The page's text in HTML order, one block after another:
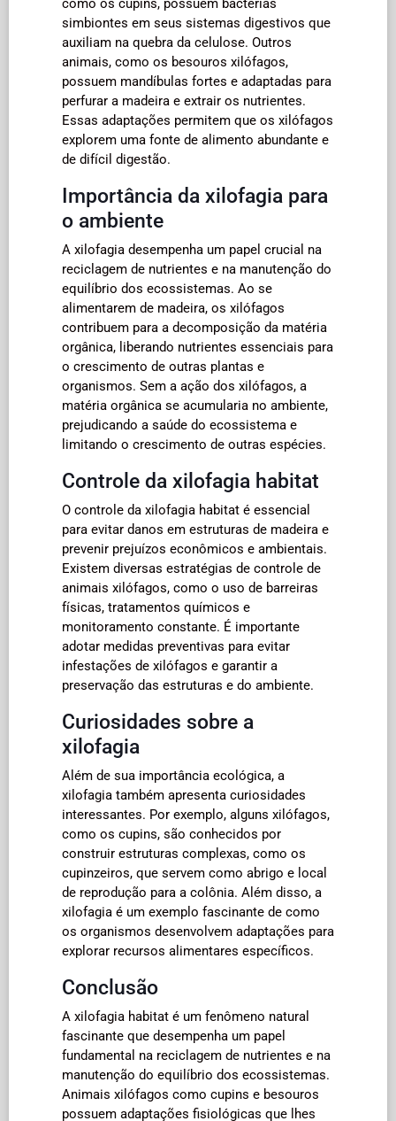
como os cupins, possuem bactérias
simbiontes em seus sistemas digestivos que
auxiliam na quebra da celulose. Outros
animais, como os besouros xilófagos,
possuem mandíbulas fortes e adaptadas para
perfurar a madeira e extrair os nutrientes.
Essas adaptações permitem que os xilófagos
explorem uma fonte de alimento abundante e
de difícil digestão.
Importância da xilofagia para
o ambiente
A xilofagia desempenha um papel crucial na
reciclagem de nutrientes e na manutenção do
equilíbrio dos ecossistemas. Ao se
alimentarem de madeira, os xilófagos
contribuem para a decomposição da matéria
orgânica, liberando nutrientes essenciais para
o crescimento de outras plantas e
organismos. Sem a ação dos xilófagos, a
matéria orgânica se acumularia no ambiente,
prejudicando a saúde do ecossistema e
limitando o crescimento de outras espécies.
Controle da xilofagia habitat
O controle da xilofagia habitat é essencial
para evitar danos em estruturas de madeira e
prevenir prejuízos econômicos e ambientais.
Existem diversas estratégias de controle de
animais xilófagos, como o uso de barreiras
físicas, tratamentos químicos e
monitoramento constante. É importante
adotar medidas preventivas para evitar
infestações de xilófagos e garantir a
preservação das estruturas e do ambiente.
Curiosidades sobre a
xilofagia
Além de sua importância ecológica, a
xilofagia também apresenta curiosidades
interessantes. Por exemplo, alguns xilófagos,
como os cupins, são conhecidos por
construir estruturas complexas, como os
cupinzeiros, que servem como abrigo e local
de reprodução para a colônia. Além disso, a
xilofagia é um exemplo fascinante de como
os organismos desenvolvem adaptações para
explorar recursos alimentares específicos.
Conclusão
A xilofagia habitat é um fenômeno natural
fascinante que desempenha um papel
fundamental na reciclagem de nutrientes e na
manutenção do equilíbrio dos ecossistemas.
Animais xilófagos como cupins e besouros
possuem adaptações fisiológicas que lhes